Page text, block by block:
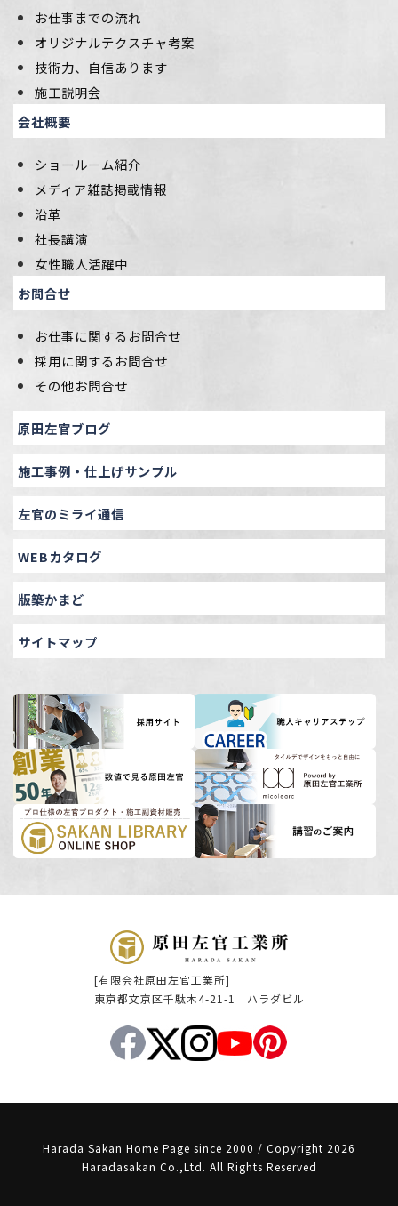
お仕事までの流れ
オリジナルテクスチャ考案
技術力、自信あります
施工説明会
会社概要
ショールーム紹介
メディア雑誌掲載情報
沿革
社長講演
女性職人活躍中
お問合せ
お仕事に関するお問合せ
採用に関するお問合せ
その他お問合せ
原田左官ブログ
施工事例・仕上げサンプル
左官のミライ通信
WEBカタログ
版築かまど
サイトマップ
[有限会社原田左官工業所]
東京都文京区千駄木4-21-1 ハラダビル
Harada Sakan Home Page since 2000 / Copyright 2026
Haradasakan Co.,Ltd. All Rights Reserved